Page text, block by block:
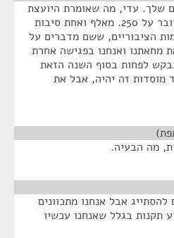
שלך. עדי, מה שאומרת היועצת
המשפטית, שבחוק המקורי דובר על 250. מאלף ואחת סיבות
הציבוריים, ששם מדברים על
את מחאתנו ואנחנו בפגישה אחרת
לפחות בסוף השנה הזאת
מוסדות זה יהיה, אבל את
מה הבעיה.
אבל אנחנו מתכוונים
תקנות בגלל שאנחנו עכשיו